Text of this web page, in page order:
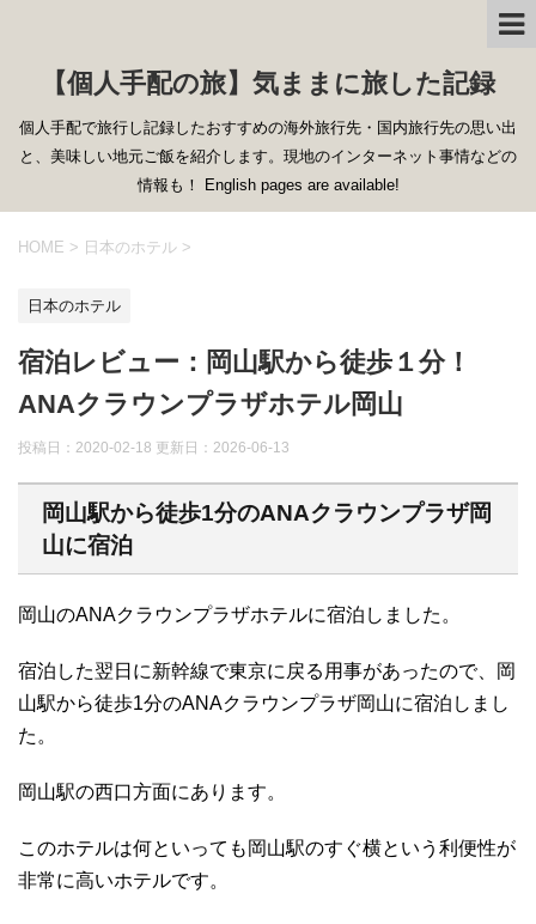
【個人手配の旅】気ままに旅した記録
個人手配で旅行し記録したおすすめの海外旅行先・国内旅行先の思い出
と、美味しい地元ご飯を紹介します。現地のインターネット事情などの
情報も！ English pages are available!
HOME > 日本のホテル >
日本のホテル
宿泊レビュー：岡山駅から徒歩１分！
ANAクラウンプラザホテル岡山
投稿日：2020-02-18 更新日： 2026-06-13
岡山駅から徒歩1分のANAクラウンプラザ岡
山に宿泊
岡山のANAクラウンプラザホテルに宿泊しました。
宿泊した翌日に新幹線で東京に戻る用事があったので、岡
山駅から徒歩1分のANAクラウンプラザ岡山に宿泊しまし
た。
岡山駅の西口方面にあります。
このホテルは何といっても岡山駅のすぐ横という利便性が
非常に高いホテルです。